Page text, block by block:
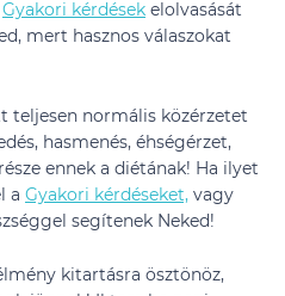
Gyakori kérdések elolvasását
mert hasznos válaszokat
teljesen normális közérzetet
hasmenés, éhségérzet,
ennek a diétának! Ha ilyet
a Gyakori kérdéseket, vagy
segítenek Neked!
kitartásra ösztönöz,